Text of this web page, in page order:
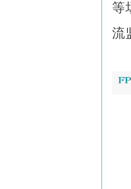
等
流